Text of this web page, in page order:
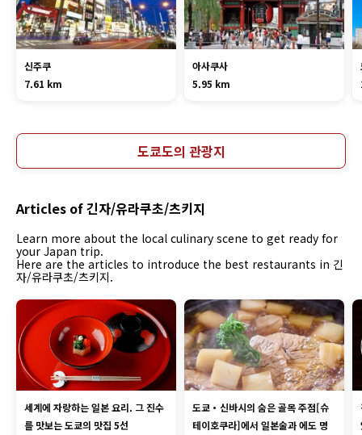
신주쿠
7.61 km
아사쿠사
5.95 km
도쿄도의 관광지
Articles of 긴자/유라쿠초/츠키지
Learn more about the local culinary scene to get ready for
your Japan trip.
Here are the articles to introduce the best restaurants in 긴
자/유라쿠초/츠키지.
세계에 자랑하는 일본 요리. 그 진수
를 맛보는 도쿄의 맛집 5선
도쿄・신바시의 숨은 골목 주점[슈
테이호쿠라]에서 일본술과 에도 명